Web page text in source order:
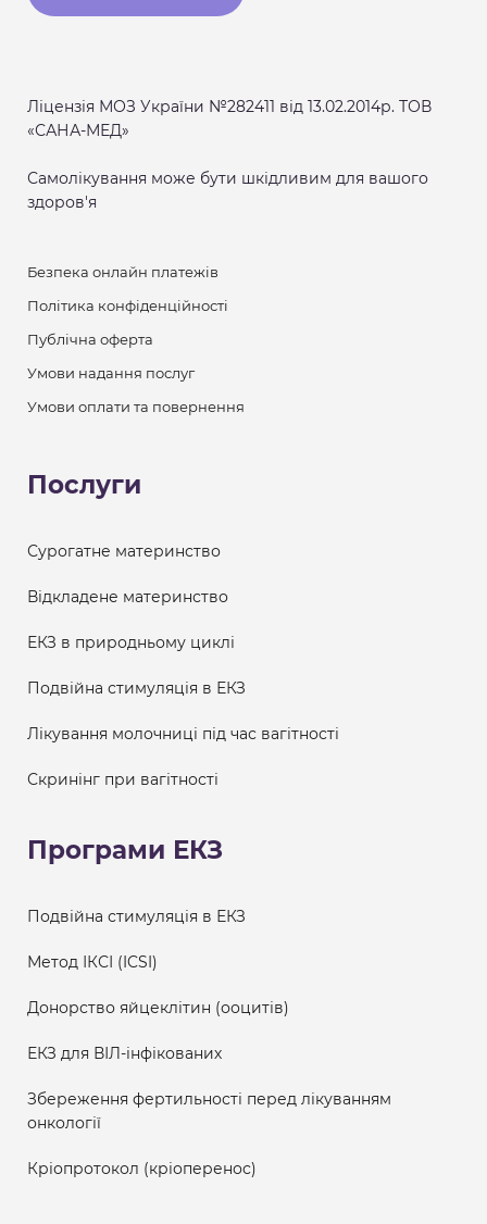
Ліцензія МОЗ України №282411 від 13.02.2014р. ТОВ
«САНА-МЕД»
Самолікування може бути шкідливим для вашого
здоров'я
Безпека онлайн платежів
Політика конфіденційності
Публічна оферта
Умови надання послуг
Умови оплати та повернення
Послуги
Сурогатне материнство
Відкладене материнство
ЕКЗ в природньому циклі
Подвійна стимуляція в ЕКЗ
Лікування молочниці під час вагітності
Скринінг при вагітності
Програми ЕКЗ
Подвійна стимуляція в ЕКЗ
Метод ІКСІ (ICSI)
Донорство яйцеклітин (ооцитів)
ЕКЗ для ВІЛ-інфікованих
Збереження фертильності перед лікуванням
онкології
Кріопротокол (кріоперенос)